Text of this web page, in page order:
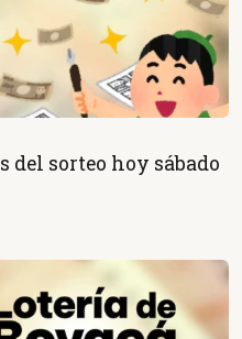
del sorteo hoy sábado